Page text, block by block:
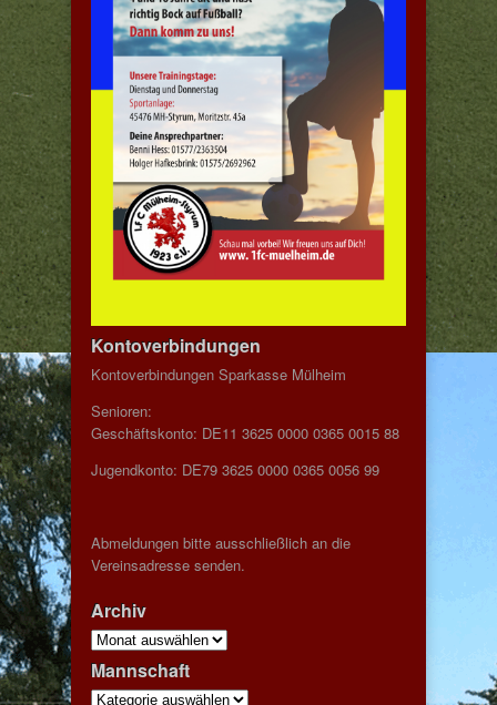
Kontoverbindungen
Kontoverbindungen Sparkasse Mülheim
Senioren:
Geschäftskonto: DE11 3625 0000 0365 0015 88
Jugendkonto: DE79 3625 0000 0365 0056 99
Abmeldungen bitte ausschließlich an die
Vereinsadresse senden.
Archiv
Archiv
Mannschaft
Mannschaft